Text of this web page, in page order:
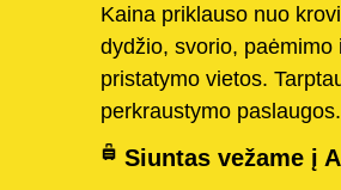
Kaina priklauso nuo
dydžio, svorio, paėmimo
pristatymo vietos.
perkraustymo paslaugos.
Siuntas vežame į